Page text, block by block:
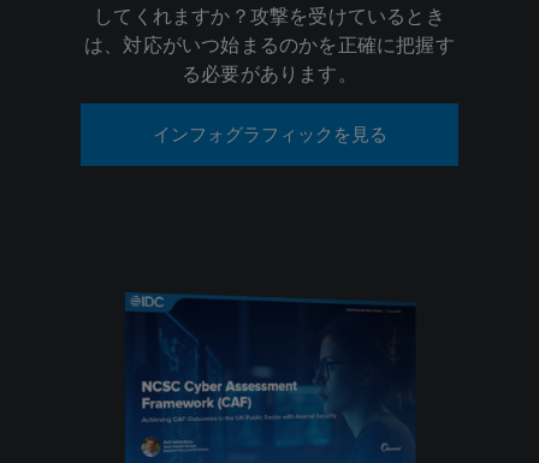
してくれますか？攻撃を受けているとき
は、対応がいつ始まるのかを正確に把握す
る必要があります。
インフォグラフィックを見る